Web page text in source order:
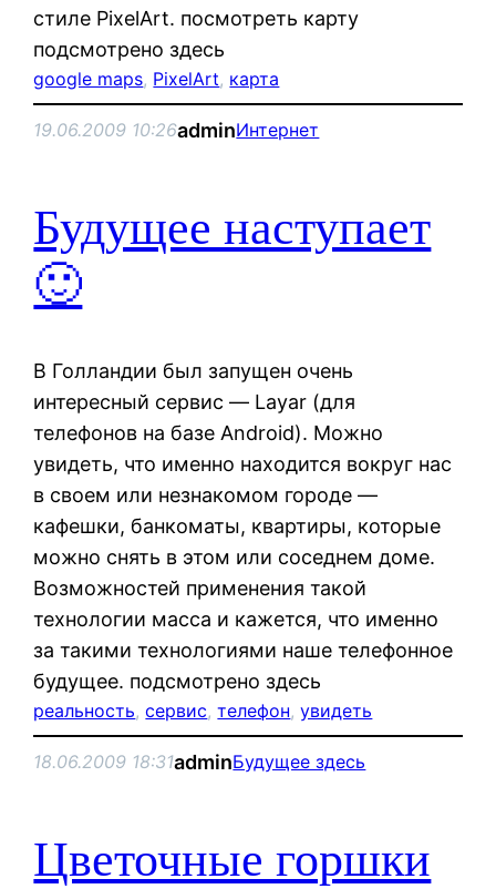
стиле PixelArt. посмотреть карту
подсмотрено здесь
google maps, PixelArt, карта
19.06.2009 10:26adminИнтернет
Будущее наступает
🙂
В Голландии был запущен очень
интересный сервис — Layar (для
телефонов на базе Android). Можно
увидеть, что именно находится вокруг нас
в своем или незнакомом городе —
кафешки, банкоматы, квартиры, которые
можно снять в этом или соседнем доме.
Возможностей применения такой
технологии масса и кажется, что именно
за такими технологиями наше телефонное
будущее. подсмотрено здесь
реальность, сервис, телефон, увидеть
18.06.2009 18:31adminБудущее здесь
Цветочные горшки